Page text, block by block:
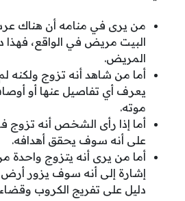
من يرى في منامه أن هناك
البيت مريض في الواقع، فهذا
المريض.
أما من شاهد أنه تزوج ولكنه
يعرف أي تفاصيل عنها أو
موته.
أما إذا رأى الشخص أنه تزوج
على أنه سوف يحقق أهدافه.
أما من يرى أنه يتزوج واحدة
إشارة إلى أنه سوف يزور أرض
دليل على تفريج الكروب وقضاء